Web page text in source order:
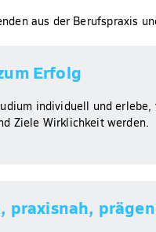
aus der Berufspraxis
Erfolg​
individuell und erlebe,
Ziele Wirklichkeit werden.
praxisnah,